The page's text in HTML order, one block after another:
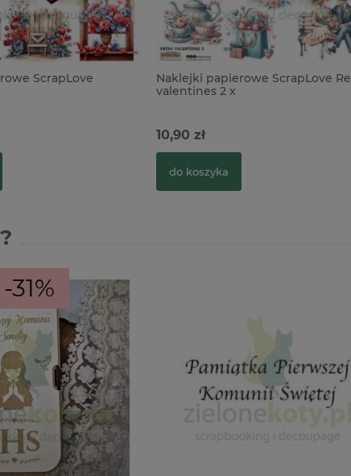
ScrapLove
Naklejki papierowe ScrapLove
valentines 2 x
10,90 zł
do koszyka
-31%